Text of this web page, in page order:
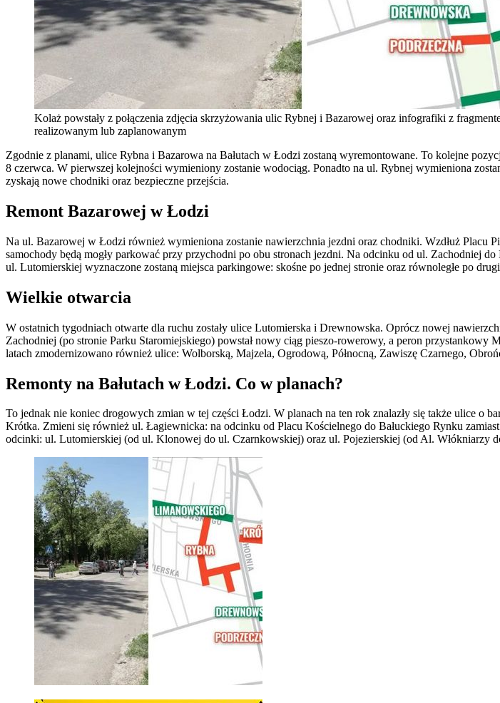
Kolaż powstały z połączenia zdjęcia skrzyżowania ulic Rybnej i Bazarowej oraz infografiki z
realizowanym lub zaplanowanym
Zgodnie z planami, ulice Rybna i Bazarowa na Bałutach w Łodzi zostaną wyremontowane. To kolejne
8 czerwca. W pierwszej kolejności wymieniony zostanie wodociąg. Ponadto na ul. Rybnej wymieniona
zyskają nowe chodniki oraz bezpieczne przejścia.
Remont Bazarowej w Łodzi
Na ul. Bazarowej w Łodzi również wymieniona zostanie nawierzchnia jezdni oraz chodniki. Wzdłuż Placu
samochody będą mogły parkować przy przychodni po obu stronach jezdni. Na odcinku od ul. Zachodniej
ul. Lutomierskiej wyznaczone zostaną miejsca parkingowe: skośne po jednej stronie oraz równoległe po
Wielkie otwarcia
W ostatnich tygodniach otwarte dla ruchu zostały ulice Lutomierska i Drewnowska. Oprócz nowej
Zachodniej (po stronie Parku Staromiejskiego) powstał nowy ciąg pieszo-rowerowy, a peron
latach zmodernizowano również ulice: Wolborską, Majzela, Ogrodową, Północną, Zawiszę Czarnego,
Remonty na Bałutach w Łodzi. Co w planach?
To jednak nie koniec drogowych zmian w tej części Łodzi. W planach na ten rok znalazły się także ulice o
Krótka. Zmieni się również ul. Łagiewnicka: na odcinku od Placu Kościelnego do Bałuckiego Rynku
odcinki: ul. Lutomierskiej (od ul. Klonowej do ul. Czarnkowskiej) oraz ul. Pojezierskiej (od Al. Włókniarzy